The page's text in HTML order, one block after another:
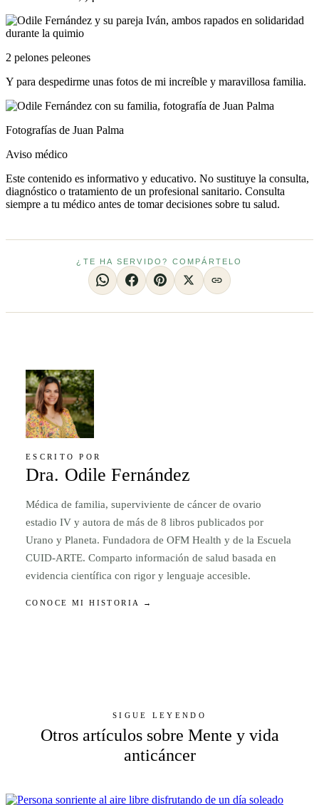
2 pelones peleones
Y para despedirme unas fotos de mi increíble y maravillosa familia.
Fotografías de Juan Palma
Aviso médico
Este contenido es informativo y educativo. No sustituye la consulta,
diagnóstico o tratamiento de un profesional sanitario. Consulta
siempre a tu médico antes de tomar decisiones sobre tu salud.
¿TE HA SERVIDO? COMPÁRTELO
ESCRITO POR
Dra. Odile Fernández
Médica de familia, superviviente de cáncer de ovario
estadio IV y autora de más de 8 libros publicados por
Urano y Planeta. Fundadora de OFM Health y de la Escuela
CUID-ARTE. Comparto información de salud basada en
evidencia científica con rigor y lenguaje accesible.
CONOCE MI HISTORIA →
SIGUE LEYENDO
Otros artículos sobre Mente y vida
anticáncer